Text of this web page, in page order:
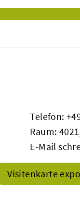
Telefon:
Raum:
E-Mail
Visitenkarte